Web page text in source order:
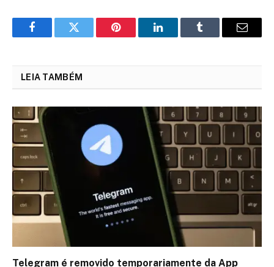
FacebookTwitter Pinterest LinkedInTumblr Email
LEIA TAMBÉM
Telegram é removido temporariamente da App